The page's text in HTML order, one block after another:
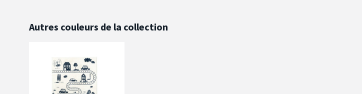
Autres couleurs de la collection